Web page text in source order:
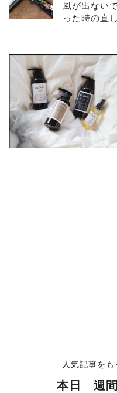
風が出ない
った時の直
人気記事をも
本日 週間